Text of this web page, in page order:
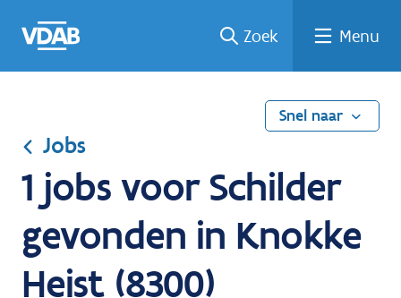
naar
een
een
job
naar
Zoek Menu
Snel naar
Jobs
1 jobs voor Schilder
gevonden in Knokke
Heist (8300)